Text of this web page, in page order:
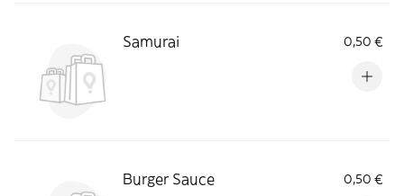
Samurai 0,50 €
Burger Sauce 0,50 €